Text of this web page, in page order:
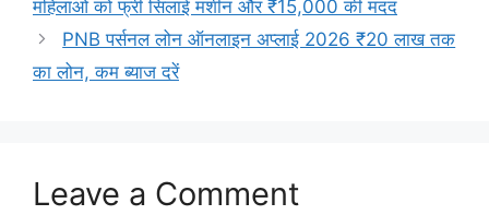
महिलाओं को फ्री सिलाई मशीन और ₹15,000 की मदद
PNB पर्सनल लोन ऑनलाइन अप्लाई 2026 ₹20 लाख तक
का लोन, कम ब्याज दरें
Leave a Comment